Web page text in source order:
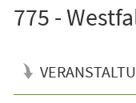
775 -